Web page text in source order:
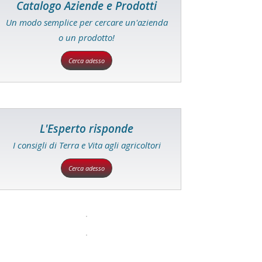
Catalogo Aziende e Prodotti
Un modo semplice per cercare un'azienda
o un prodotto!
Cerca adesso
L'Esperto risponde
I consigli di Terra e Vita agli agricoltori
Cerca adesso